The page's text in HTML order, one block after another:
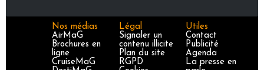
Nos médias
AirMaG
Brochures en
ligne
CruiseMaG
Légal
Signaler un
contenu illicite
Plan du site
RGPD
Utiles
Contact
Publicité
Agenda
La presse en